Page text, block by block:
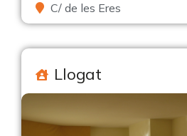
C/ de les Eres
Llogat